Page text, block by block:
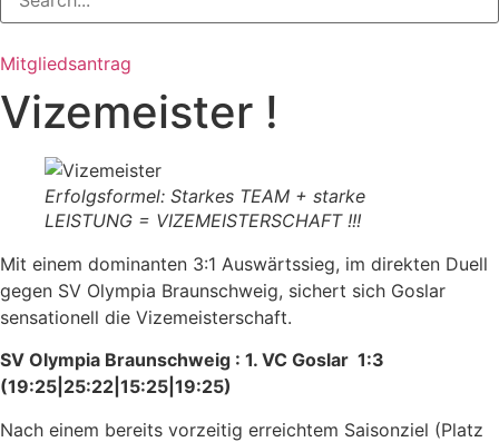
Mitgliedsantrag
Vizemeister !
Erfolgsformel: Starkes TEAM + starke
LEISTUNG = VIZEMEISTERSCHAFT !!!
Mit einem dominanten 3:1 Auswärtssieg, im direkten Duell
gegen SV Olympia Braunschweig, sichert sich Goslar
sensationell die Vizemeisterschaft.
SV Olympia Braunschweig : 1. VC Goslar 1:3
(19:25|25:22|15:25|19:25)
Nach einem bereits vorzeitig erreichtem Saisonziel (Platz